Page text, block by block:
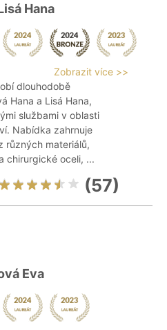
Hana
Zobrazit více >>
dlouhodobě
Hana a Lisá Hana,
službami v oblasti
Nabídka zahrnuje
různých materiálů,
chirurgické oceli, ...
(57)
Eva